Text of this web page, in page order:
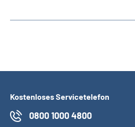
Kostenloses Servicetelefon
0800 1000 4800